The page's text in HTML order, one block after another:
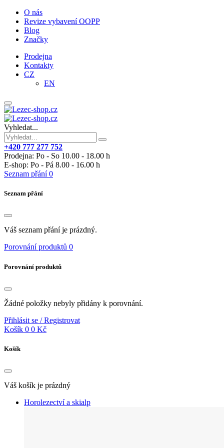
O nás
Revize vybavení OOPP
Blog
Značky
Prodejna
Kontakty
CZ
EN
Vyhledat...
+420 777 277 752
Prodejna: Po - So 10.00 - 18.00 h
E-shop: Po - Pá 8.00 - 16.00 h
Seznam přání 0
Seznam přání
Váš seznam přání je prázdný.
Porovnání produktů 0
Porovnání produktů
Žádné položky nebyly přidány k porovnání.
Přihlásit se / Registrovat
Košík 0 0 Kč
Košík
Váš košík je prázdný
Horolezectví a skialp